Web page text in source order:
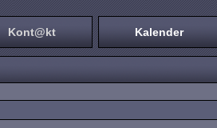
Kont@kt Kalender